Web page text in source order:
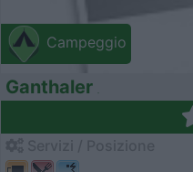
Campeggio
Ganthaler